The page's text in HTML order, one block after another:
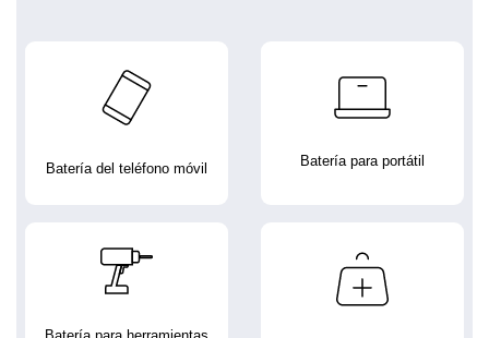
Batería del teléfono móvil Batería para portátil